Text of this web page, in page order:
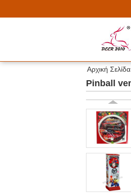
Αρχική Σελίδα
Pinball